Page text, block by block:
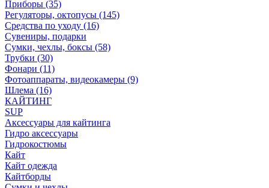
Приборы (35)
Регуляторы, октопусы (145)
Средства по уходу (16)
Сувениры, подарки
Сумки, чехлы, боксы (58)
Трубки (30)
Фонари (11)
Фотоаппараты, видеокамеры (9)
Шлема (16)
КАЙТИНГ
SUP
Аксессуары для кайтинга
Гидро аксессуары
Гидрокостюмы
Кайт
Кайт одежда
Кайтборды